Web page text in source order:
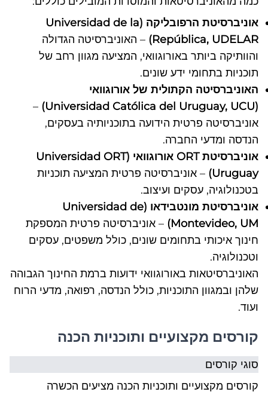
אוניברסיטת הרפובליקה (Universidad de la
República, UDELAR) – האוניברסיטה הגדולה
והוותיקה ביותר באורוגוואי, המציעה מגוון רחב של
תוכניות בתחומי ידע שונים.
האוניברסיטה הקתולית של אורוגוואי
(Universidad Católica del Uruguay, UCU)
–
אוניברסיטה פרטית הידועה בתוכניותיה בעסקים,
הנדסה ומדעי החברה.
אוניברסיטת ORT אורוגוואי (Universidad ORT
Uruguay) – אוניברסיטה פרטית המציעה תוכניות
בטכנולוגיה, עסקים ועיצוב.
אוניברסיטת מונטבידאו (Universidad de
Montevideo, UM) – אוניברסיטה פרטית המספקת
חינוך איכותי בתחומים שונים, כולל משפטים, עסקים
וטכנולוגיה.
האוניברסיטאות באורוגוואי ידועות ברמת החינוך הגבוהה
שלהן ובמגוון התוכניות, כולל הנדסה, רפואה, מדעי הרוח
ועוד.
קורסים מקצועיים ותוכניות הכנה
סוגי קורסים
קורסים מקצועיים ותוכניות הכנה מציעים הכשרה